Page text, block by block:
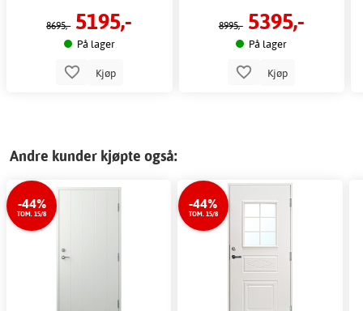
8695,- 5195,-
På lager
Kjøp
8995,- 5395,-
På lager
Kjøp
Andre kunder kjøpte også:
-44%
TOM. 15/8
-44%
TOM. 15/8